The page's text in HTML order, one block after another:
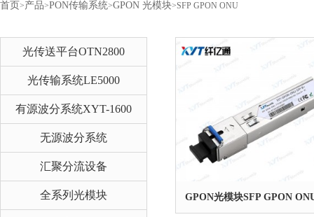
首页 >产品>PON传输系统>GPON 光模块>SFP GPON ONU
光传送平台OTN2800
光传输系统LE5000
有源波分系统XYT-1600
无源波分系统
汇聚分流设备
全系列光模块 GPON光模块SFP GPON